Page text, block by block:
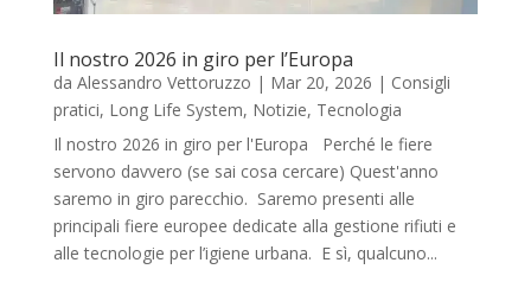
Il nostro 2026 in giro per l’Europa
da Alessandro Vettoruzzo | Mar 20, 2026 | Consigli
pratici, Long Life System, Notizie, Tecnologia
Il nostro 2026 in giro per l'Europa Perché le fiere
servono davvero (se sai cosa cercare) Quest'anno
saremo in giro parecchio. Saremo presenti alle
principali fiere europee dedicate alla gestione rifiuti e
alle tecnologie per l’igiene urbana. E sì, qualcuno...